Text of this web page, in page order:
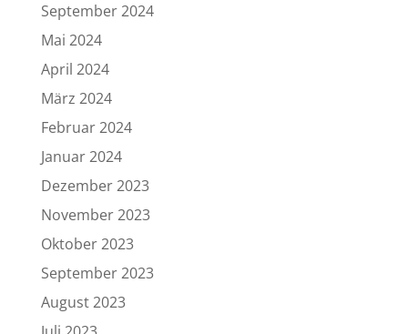
September 2024
Mai 2024
April 2024
März 2024
Februar 2024
Januar 2024
Dezember 2023
November 2023
Oktober 2023
September 2023
August 2023